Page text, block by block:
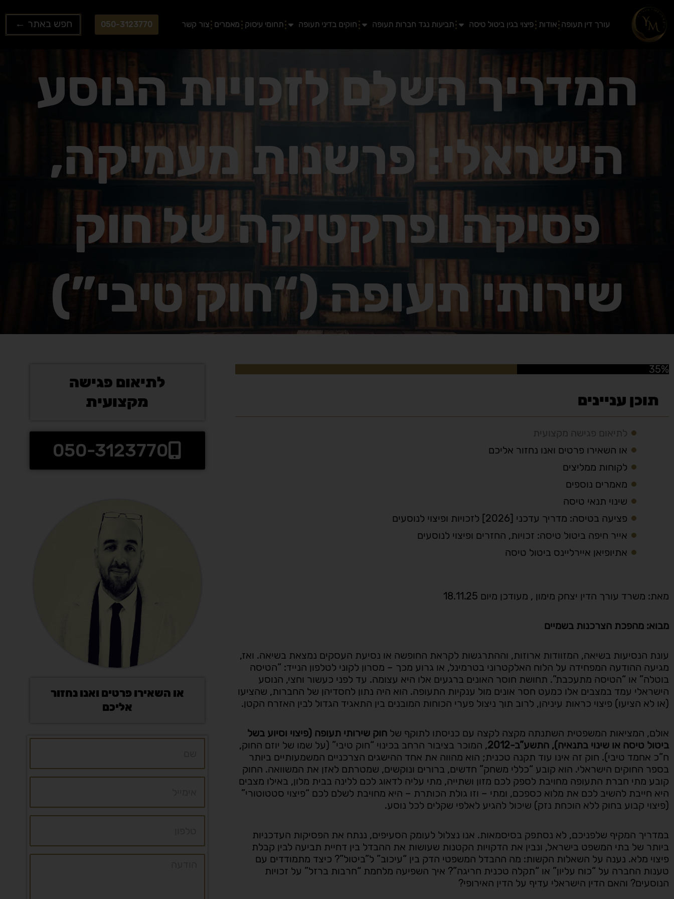
לתוכן
עורך דין תעופה אודות פיצוי בגין ביטול טיסה תביעות נגד חברות תעופה חוקים בדיני תעופה תחומי עיסוק מאמרים צור קשר 050-3123770
Search
...
המדריך השלם לזכויות הנוסע
הישראלי: פרשנות מעמיקה,
פסיקה ופרקטיקה של חוק
שירותי תעופה (“חוק טיבי”)
35%
תוכן עניינים
לתיאום פגישה מקצועית
או השאירו פרטים ואנו נחזור אליכם
לקוחות ממליצים
מאמרים נוספים
שינוי תנאי טיסה
פציעה בטיסה: מדריך עדכני [2026] לזכויות ופיצוי לנוסעים
אייר חיפה ביטול טיסה: זכויות, החזרים ופיצוי לנוסעים
אתיופיאן איירליינס ביטול טיסה
מאת: משרד עורך הדין יצחק מימון , מעודכן מיום 18.11.25
מבוא: מהפכת הצרכנות בשמיים
עונת הנסיעות בשיאה, המזוודות ארוזות, וההתרגשות לקראת החופשה או נסיעת העסקים נמצאת בשיאה. ואז,
מגיעה ההודעה המפחידה על הלוח האלקטרוני בטרמינל, או גרוע מכך – מסרון לקוני לטלפון הנייד: “הטיסה
בוטלה” או “הטיסה מתעכבת”. תחושת חוסר האונים ברגעים אלו היא עצומה. עד לפני כעשור וחצי, הנוסע
הישראלי עמד במצבים אלו כמעט חסר אונים מול ענקיות התעופה. הוא היה נתון לחסדיהן של החברות, שהציעו
(או לא הציעו) פיצוי כראות עיניהן, לרוב תוך ניצול פערי הכוחות המובנים בין התאגיד הגדול לבין האזרח הקטן.
אולם, המציאות המשפטית השתנתה מקצה לקצה עם כניסתו לתוקף של חוק שירותי תעופה (פיצוי וסיוע בשל
ביטול טיסה או שינוי בתנאיה), התשע”ב-2012
, המוכר בציבור הרחב בכינוי “חוק טיבי” (על שמו של יוזם החוק,
ח”כ אחמד טיבי). חוק זה אינו עוד תקנה טכנית; הוא מהווה את אחד ההישגים הצרכניים המשמעותיים ביותר
בספר החוקים הישראלי. הוא קובע “כללי משחק” חדשים, ברורים ונוקשים, שמטרתם לאזן את המשוואה. החוק
קובע מתי חברת התעופה מחויבת לספק לכם מזון ושתייה, מתי עליה לדאוג לכם ללינה בבית מלון, באילו מצבים
היא חייבת להשיב לכם את מלוא כספכם, ומתי – וזו גולת הכותרת – היא מחויבת לשלם לכם “פיצוי סטטוטורי”
(פיצוי קבוע בחוק ללא הוכחת נזק) שיכול להגיע לאלפי שקלים לכל נוסע.
במדריך המקיף שלפניכם, לא נסתפק בסיסמאות. אנו נצלול לעומק הסעיפים, ננתח את הפסיקות העדכניות
ביותר של בתי המשפט בישראל, ונבין את הדקויות הקטנות שעושות את ההבדל בין דחיית תביעה לבין קבלת
פיצוי מלא. נענה על השאלות הקשות: מה ההבדל המשפטי הדק בין “עיכוב” ל”ביטול”? כיצד מתמודדים עם
טענות החברה על “כוח עליון” או “תקלה טכנית חריגה”? איך השפיעה מלחמת “חרבות ברזל” על זכויות
הנוסעים? והאם הדין הישראלי עדיף על הדין האירופי?
לתיאום פגישה
מקצועית
050-3123770
או השאירו פרטים ואנו נחזור
אליכם